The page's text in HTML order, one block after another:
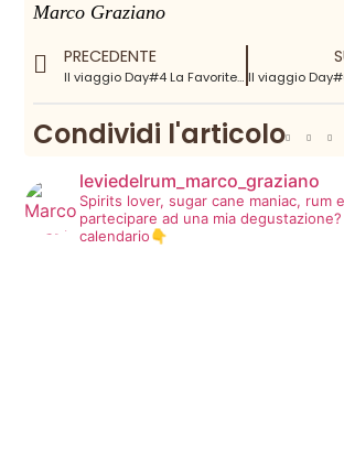
Marco Graziano
PRECEDENTE
Il viaggio Day#4 La Favorite & La Mauny / Trois Rivieres
Condividi l'articolo
leviedelrum_marco_graziano
Spirits lover, sugar cane maniac, rum
partecipare ad una mia degustazione?
calendario👇